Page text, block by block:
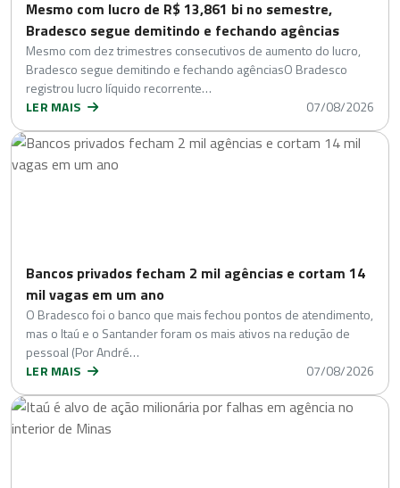
Mesmo com lucro de R$ 13,861 bi no semestre,
Bradesco segue demitindo e fechando agências
Mesmo com dez trimestres consecutivos de aumento do lucro,
Bradesco segue demitindo e fechando agênciasO Bradesco
registrou lucro líquido recorrente…
LER MAIS
07/08/2026
Bancos privados fecham 2 mil agências e cortam 14
mil vagas em um ano
O Bradesco foi o banco que mais fechou pontos de atendimento,
mas o Itaú e o Santander foram os mais ativos na redução de
pessoal (Por André…
LER MAIS
07/08/2026